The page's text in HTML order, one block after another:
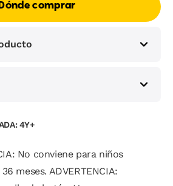
Dónde comprar
4Y+
No conviene para niños
meses. ADVERTENCIA: